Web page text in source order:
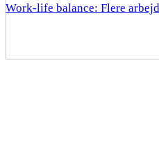
Work-life balance: Flere